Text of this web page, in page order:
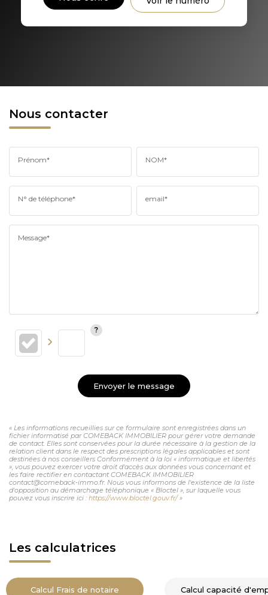
RÉSULTATS DES LYCÉES
Nous contacter
Prénom* NOM*
N° de téléphone* email*
Message*
Envoyer le message
« Les informations recueillies sur ce formulaire sont enregistrées dans un
fichier informatisé par COMEBACK IMMOBILIER pour gérer votre demande
de contact. Elles sont conservées pour la durée nécessaire à la gestion de la
relation client dans le respect des prescriptions légales applicables et sont
destinées à nos conseillers Conformément à la loi « informatique et libertés
», vous pouvez exercer votre droit d'accès aux données vous concernant et
les faire rectifier en contactant COMEBACK IMMOBILIER
contact@comeback-immo.fr. Nous vous informons de l'existence de la liste
d'opposition au démarchage téléphonique « Bloctel », sur laquelle vous
pouvez vous inscrire ici : https://www.bloctel.gouv.fr/»
Les calculatrices
Calcul Frais de notaire Calcul capacité